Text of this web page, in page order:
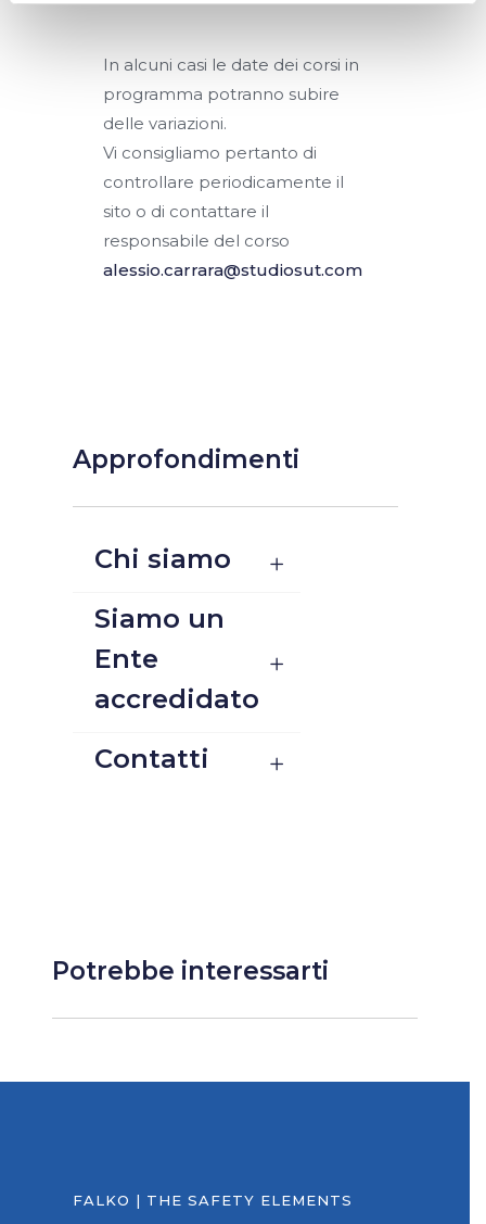
In alcuni casi le date dei corsi in
programma potranno subire
delle variazioni.
Vi consigliamo pertanto di
controllare periodicamente il
sito o di contattare il
responsabile del corso
alessio.carrara@studiosut.com
Approfondimenti
Chi siamo
Siamo un
Ente
accredidato
Contatti
Potrebbe interessarti
FALKO | THE SAFETY ELEMENTS